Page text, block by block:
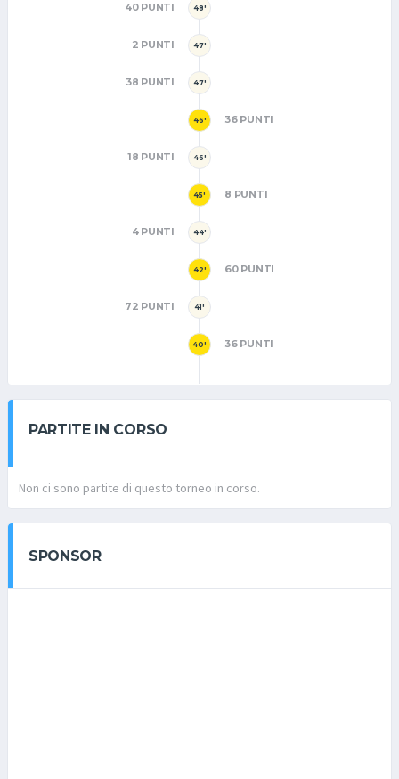
48'
40 PUNTI
47'
2 PUNTI
47'
38 PUNTI
46' 36 PUNTI
46'
18 PUNTI
45' 8 PUNTI
44'
4 PUNTI
42' 60 PUNTI
41'
72 PUNTI
40' 36 PUNTI
PARTITE IN CORSO
Non ci sono partite di questo torneo in corso.
SPONSOR